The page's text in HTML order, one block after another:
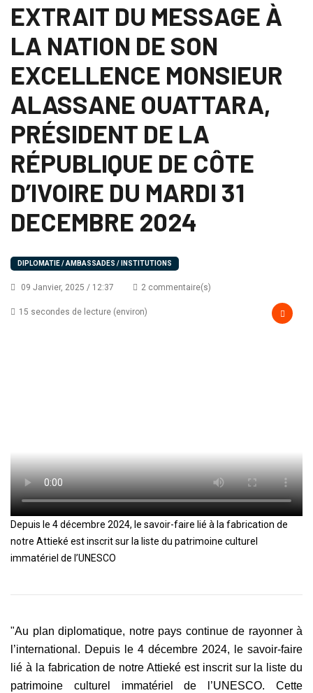
EXTRAIT DU MESSAGE À
LA NATION DE SON
EXCELLENCE MONSIEUR
ALASSANE OUATTARA,
PRÉSIDENT DE LA
RÉPUBLIQUE DE CÔTE
D’IVOIRE DU MARDI 31
DECEMBRE 2024
DIPLOMATIE / AMBASSADES / INSTITUTIONS
09 Janvier, 2025 / 12:37 2 commentaire(s)
15 secondes de lecture (environ)
Depuis le 4 décembre 2024, le savoir-faire lié à la fabrication de
notre Attieké est inscrit sur la liste du patrimoine culturel
immatériel de l’UNESCO
"Au plan diplomatique, notre pays continue de rayonner à
l’international. Depuis le 4 décembre 2024, le savoir-faire
lié à la fabrication de notre Attieké est inscrit sur la liste du
patrimoine culturel immatériel de l’UNESCO. Cette